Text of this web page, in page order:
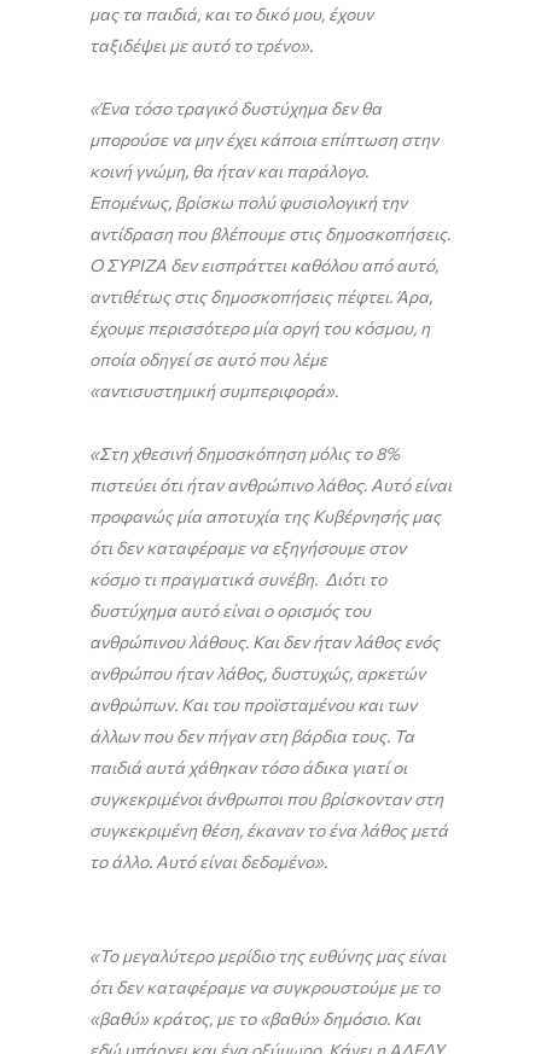
μας τα παιδιά, και το δικό μου, έχουν
ταξιδέψει με αυτό το τρένο».
«Ένα τόσο τραγικό δυστύχημα δεν θα
μπορούσε να μην έχει κάποια επίπτωση στην
κοινή γνώμη, θα ήταν και παράλογο.
Επομένως, βρίσκω πολύ φυσιολογική την
αντίδραση που βλέπουμε στις δημοσκοπήσεις.
Ο ΣΥΡΙΖΑ δεν εισπράττει καθόλου από αυτό,
αντιθέτως στις δημοσκοπήσεις πέφτει. Άρα,
έχουμε περισσότερο μία οργή του κόσμου, η
οποία οδηγεί σε αυτό που λέμε
«αντισυστημική συμπεριφορά».
«Στη χθεσινή δημοσκόπηση μόλις το 8%
πιστεύει ότι ήταν ανθρώπινο λάθος. Αυτό είναι
προφανώς μία αποτυχία της Κυβέρνησής μας
ότι δεν καταφέραμε να εξηγήσουμε στον
κόσμο τι πραγματικά συνέβη. Διότι το
δυστύχημα αυτό είναι ο ορισμός του
ανθρώπινου λάθους. Και δεν ήταν λάθος ενός
ανθρώπου ήταν λάθος, δυστυχώς, αρκετών
ανθρώπων. Και του προϊσταμένου και των
άλλων που δεν πήγαν στη βάρδια τους. Τα
παιδιά αυτά χάθηκαν τόσο άδικα γιατί οι
συγκεκριμένοι άνθρωποι που βρίσκονταν στη
συγκεκριμένη θέση, έκαναν το ένα λάθος μετά
το άλλο. Αυτό είναι δεδομένο».
«Το μεγαλύτερο μερίδιο της ευθύνης μας είναι
ότι δεν καταφέραμε να συγκρουστούμε με το
«βαθύ» κράτος, με το «βαθύ» δημόσιο. Και
εδώ υπάρχει και ένα οξύμωρο. Κάνει η ΑΔΕΔΥ